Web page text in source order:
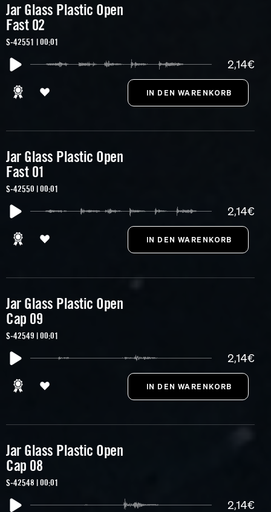
Jar Glass Plastic Open
Fast 02
S-42551 | 00:01
2,14€
Jar Glass Plastic Open
Fast 01
S-42550 | 00:01
2,14€
Jar Glass Plastic Open
Cap 09
S-42549 | 00:01
2,14€
Jar Glass Plastic Open
Cap 08
S-42548 | 00:01
2,14€